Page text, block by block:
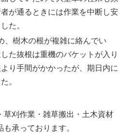
が通るときには作業を中断し安
た。
、樹木の根が複雑に絡んでい
た抜根は重機のバケットが入り
り手間がかかったが、期日内に
。
草刈作業・雑草搬出・土木資材
承っております。